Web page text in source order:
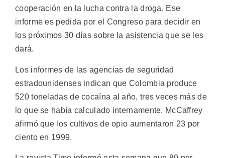
cooperación en la lucha contra la droga. Ese
informe es pedida por el Congreso para decidir en
los próximos 30 días sobre la asistencia que se les
dará.
Los informes de las agencias de seguridad
estradounidenses indican que Colombia produce
520 toneladas de cocaína al año, tres veces más de
lo que se había calculado internamente. McCaffrey
afirmó que los cultivos de opio aumentaron 23 por
ciento en 1999.